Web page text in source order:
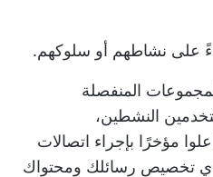
على نشاطهم أو سلوكهم.
المنفصلة
النشطين،
مؤخرًا بإجراء اتصالات
تخصيص رسائلك ومحتواك